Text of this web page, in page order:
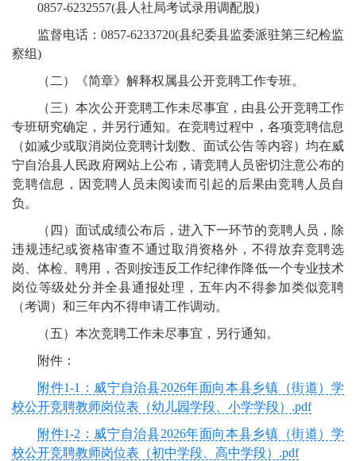
0857-6232557(县人社局考试录用调配股)
监督电话：0857-6233720(县纪委县监委派驻第三纪检监
察组)
（二）《简章》解释权属县公开竞聘工作专班。
（三）本次公开竞聘工作未尽事宜，由县公开竞聘工作
专班研究确定，并另行通知。在竞聘过程中，各项竞聘信息
（如减少或取消岗位竞聘计划数、面试公告等内容）均在威
宁自治县人民政府网站上公布，请竞聘人员密切注意公布的
竞聘信息，因竞聘人员未阅读而引起的后果由竞聘人员自
负。
（四）面试成绩公布后，进入下一环节的竞聘人员，除
违规违纪或资格审查不通过取消资格外，不得放弃竞聘选
岗、体检、聘用，否则按违反工作纪律作降低一个专业技术
岗位等级处分并全县通报处理，五年内不得参加类似竞聘
（考调）和三年内不得申请工作调动。
（五）本次竞聘工作未尽事宜，另行通知。
附件：
附件1-1：威宁自治县2026年面向本县乡镇（街道）学
校公开竞聘教师岗位表（幼儿园学段、小学学段）.pdf
附件1-2：威宁自治县2026年面向本县乡镇（街道）学
校公开竞聘教师岗位表（初中学段、高中学段）.pdf